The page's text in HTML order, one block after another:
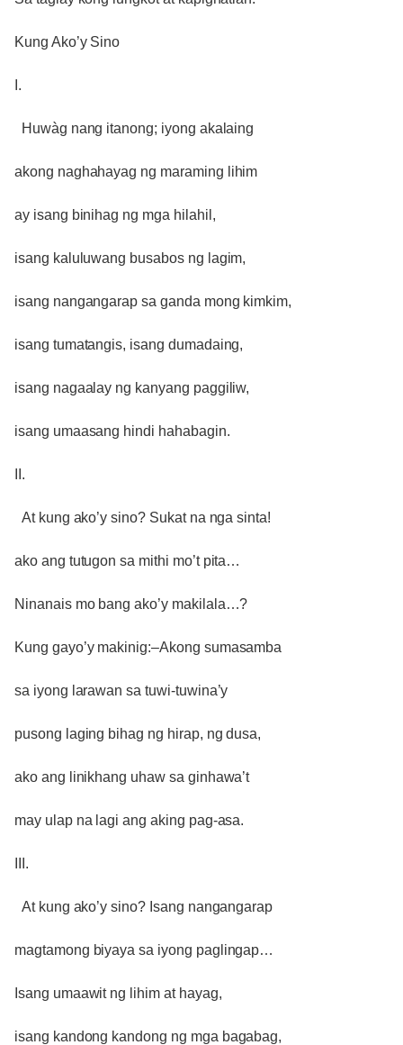
Kung Ako’y Sino
I.
Huwàg nang itanong; iyong akalaing
akong naghahayag ng maraming lihim
ay isang binihag ng mga hilahil,
isang kaluluwang busabos ng lagim,
isang nangangarap sa ganda mong kimkim,
isang tumatangis, isang dumadaing,
isang nagaalay ng kanyang paggiliw,
isang umaasang hindi hahabagin.
II.
At kung ako’y sino? Sukat na nga sinta!
ako ang tutugon sa mithi mo’t pita…
Ninanais mo bang ako’y makilala…?
Kung gayo’y makinig:–Akong sumasamba
sa iyong larawan sa tuwi-tuwina’y
pusong laging bihag ng hirap, ng dusa,
ako ang linikhang uhaw sa ginhawa’t
may ulap na lagi ang aking pag-asa.
III.
At kung ako’y sino? Isang nangangarap
magtamong biyaya sa iyong paglingap…
Isang umaawit ng lihim at hayag,
isang kandong kandong ng mga bagabag,